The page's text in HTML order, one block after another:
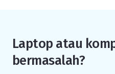
Laptop atau
bermasalah?